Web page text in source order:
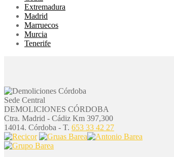
Extremadura
Madrid
Marruecos
Murcia
Tenerife
Sede Central
DEMOLICIONES CÓRDOBA
Ctra. Madrid - Cádiz Km 397,300
14014. Córdoba - T. 653 33 42 27